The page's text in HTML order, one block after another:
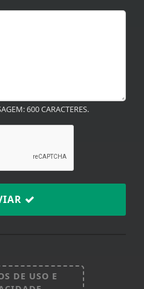
600 CARACTERES.
DE USO E